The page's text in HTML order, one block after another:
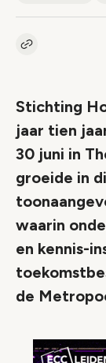
Kopieer link
Stichting
jaar tien
30 juni in
groeide in
waarin
en kennis-
de